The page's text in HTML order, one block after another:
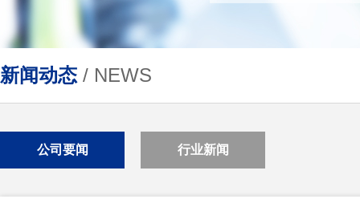
新闻动态 / NEWS
公司要闻 行业新闻